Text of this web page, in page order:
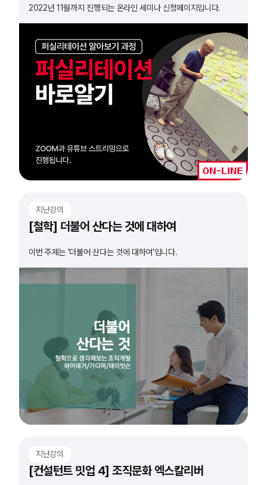
2022년 11월까지 진행되는 온라인 세미나 신청페이지입니다.
지난강의
[철학] 더불어 산다는 것에 대하여
이번 주제는 '더불어 산다는 것에 대하여'입니다.
지난강의
[컨설턴트 밋업 4] 조직문화 엑스칼리버